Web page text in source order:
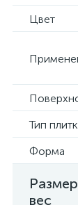
Цвет
Тип
Форма
вес